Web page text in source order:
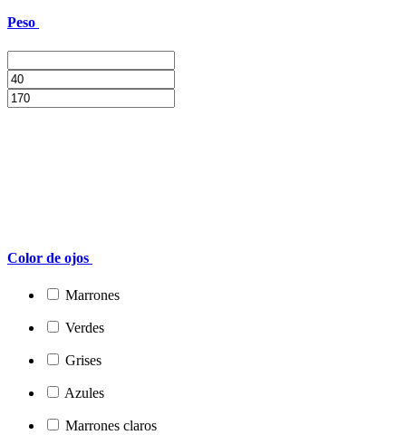
Peso
Color de ojos
Marrones
Verdes
Grises
Azules
Marrones claros